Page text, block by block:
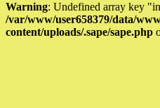
Warning: Undefined array key
/var/www/user658379/data/
content/uploads/.sape/sape.php